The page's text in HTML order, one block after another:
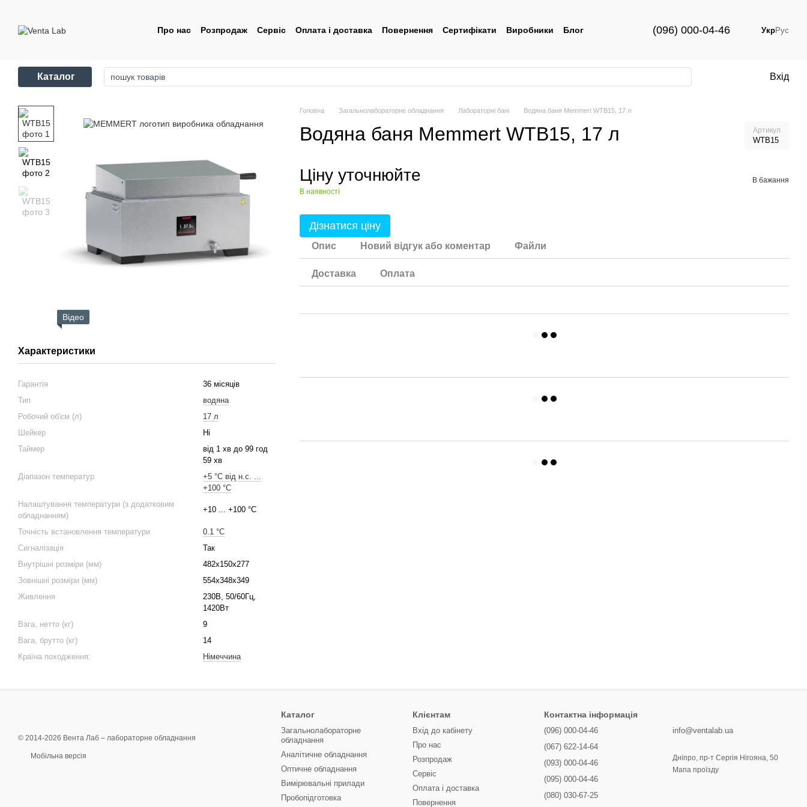
Про нас Розпродаж Сервіс Оплата і доставка Повернення Сертифікати Виробники
Блог
(096) 000-04-46 УкрРус
Каталог Вхід
Відео
Характеристики
Гарантія
36 місяців
Тип
водяна
Робочий об'єм (л)
17 л
Шейкер
Ні
Таймер
від 1 хв до 99 год
59 хв
Діапазон температур
+5 °С від н.с. ...
+100 °С
Налаштування температури (з додатковим
обладнанням)
+10 ... +100 °С
Точність встановлення температури
0.1 °C
Сигналізація
Так
Внутрішні розміри (мм)
482x150x277
Зовнішні розміри (мм)
554x348x349
Живлення
230В, 50/60Гц,
1420Вт
Вага, нетто (кг)
9
Вага, брутто (кг)
14
Країна походження:
Німеччина
Головна Загальнолабораторне обладнання Лабораторні бані Водяна баня Memmert WTB15, 17 л
Водяна баня Memmert WTB15, 17 л Артикул
WTB15
Ціну уточнюйте
В наявності
В бажання
Дізнатися ціну
Опис Новий відгук або коментар Файли
Доставка Оплата
© 2014-2026 Вента Лаб – лабораторне обладнання
Мобільна версія
Каталог
Загальнолабораторне
обладнання
Аналітичне обладнання
Оптичне обладнання
Вимірювальні прилади
Пробопідготовка
Клієнтам
Вхід до кабінету
Про нас
Розпродаж
Сервіс
Оплата і доставка
Повернення
Контактна інформація
(096) 000-04-46
(067) 622-14-64
(093) 000-04-46
(095) 000-04-46
(080) 030-67-25
info@ventalab.ua
Дніпро, пр-т Сергія Нігояна, 50
Мапа проїзду